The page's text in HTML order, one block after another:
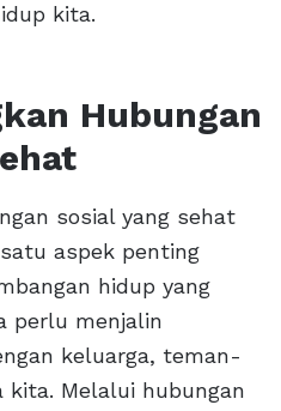
kita.
Hubungan
sosial yang sehat
aspek penting
hidup yang
perlu menjalin
keluarga, teman-
kita. Melalui hubungan